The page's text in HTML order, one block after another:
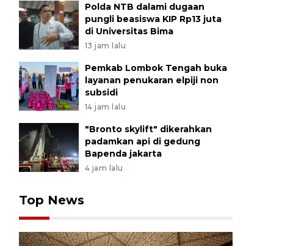
Polda NTB dalami dugaan
pungli beasiswa KIP Rp13 juta
di Universitas Bima
13 jam lalu
Pemkab Lombok Tengah buka
layanan penukaran elpiji non
subsidi
14 jam lalu
"Bronto skylift" dikerahkan
padamkan api di gedung
Bapenda jakarta
4 jam lalu
Top News